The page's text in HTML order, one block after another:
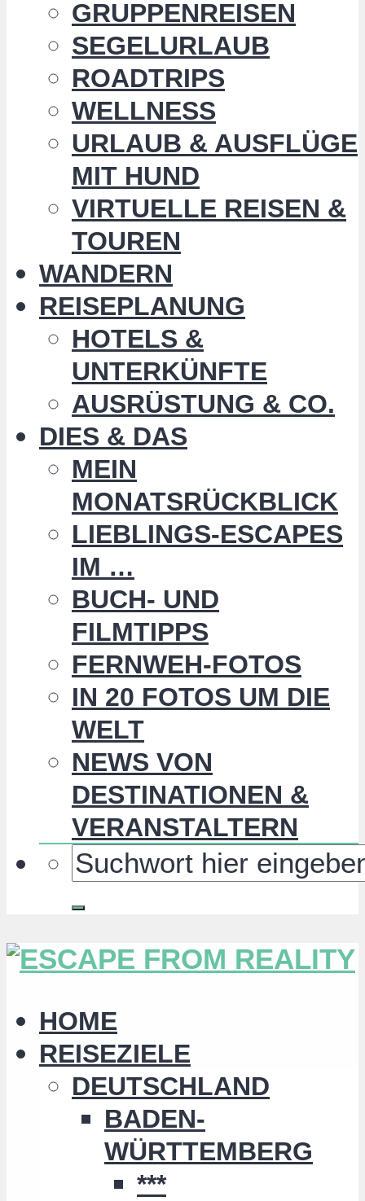
GRUPPENREISEN
SEGELURLAUB
ROADTRIPS
WELLNESS
URLAUB & AUSFLÜGE
MIT HUND
VIRTUELLE REISEN &
TOUREN
WANDERN
REISEPLANUNG
HOTELS &
UNTERKÜNFTE
AUSRÜSTUNG & CO.
DIES & DAS
MEIN
MONATSRÜCKBLICK
LIEBLINGS-ESCAPES
IM …
BUCH- UND
FILMTIPPS
FERNWEH-FOTOS
IN 20 FOTOS UM DIE
WELT
NEWS VON
DESTINATIONEN &
VERANSTALTERN
HOME
REISEZIELE
DEUTSCHLAND
BADEN-
WÜRTTEMBERG
***